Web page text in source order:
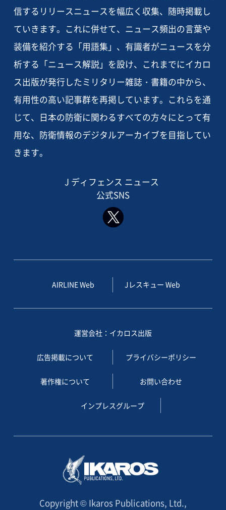
信するリリースニュースを幅広く収集、随時掲載し
ていきます。これに併せて、ニュース頻出の言葉や
装備を紹介する「用語集」、有識者がニュースを分
析する「ニュース解説」を設け、これまでにイカロ
ス出版が発行したミリタリー雑誌・書籍の中から、
有用性の高い記事群を再掲しています。これらを通
じて、日本の防衛に関わるすべての方々にとって有
用な、防衛情報のデジタルアーカイブを目指してい
きます。
J ディフェンス ニュース
公式SNS
AIRLINE Web Jレスキュー Web
運営会社：イカロス出版
広告掲載について プライバシーポリシー
著作権について お問い合わせ
インプレスグループ
Copyright © Ikaros Publications, Ltd.,